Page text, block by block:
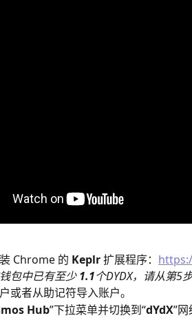
Chrome 的 Keplr 扩展程序：
包中已有至少 1.1个DYDX，请从第5
或者从助记符导入账户。
Hub”下拉菜单并切换到“dYdX”网